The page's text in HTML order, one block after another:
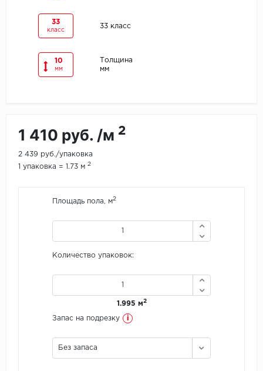
Jinan PDM
LG Decotile
33
класс
33 класс
10
мм
Толщина
мм
1 410 руб. /м 2
2 439 руб./упаковка
1 упаковка = 1.73 м 2
Площадь пола, м2
Количество упаковок:
1.995 м2
Запас на подрезку i
Без запаса